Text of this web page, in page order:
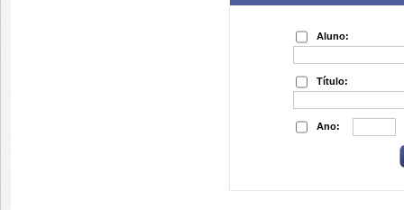
Aluno:
Título:
Ano: